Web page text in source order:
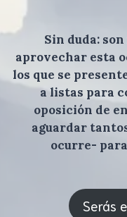
Sin duda:
aprovechar esta
los que se
a listas para
oposición de
aguardar
ocurre-
Serás